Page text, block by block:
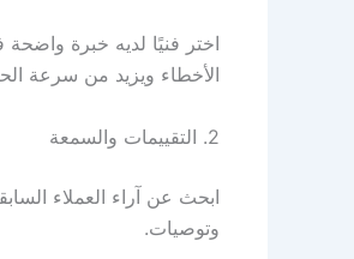
اختر فنيًا لديه خبرة
الأخطاء ويزيد من سرعة
2. التقييمات والسمعة
ابحث عن آراء العملاء
وتوصيات.